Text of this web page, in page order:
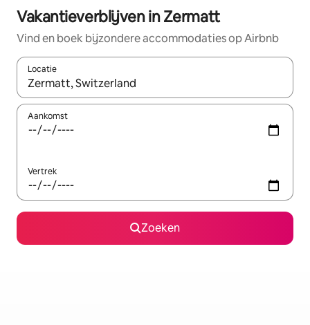
Vakantieverblijven in Zermatt
Vind en boek bijzondere accommodaties op Airbnb
Locatie
Wanneer er resultaten beschikbaar zijn, maak je een keuze
Aankomst
Vertrek
Zoeken